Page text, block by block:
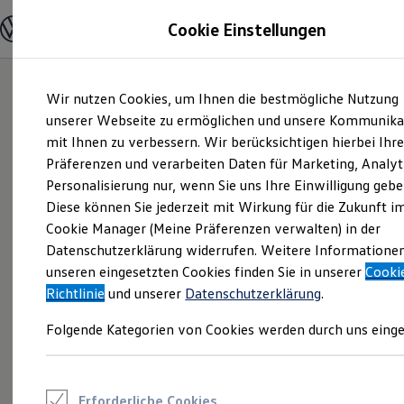
Hauptinhalt
springen
Footer
springen
Modelle und Konfigurator
Modelle vergleichen
Elektroautos
ENERGY Sondermodelle
Nutzfahrzeuge
SUV und CUV
Familienautos
Kombis
Kompaktwagen
Sportwagen
Schnell verfügbare Fahrzeuge
Angebote und Produkte
Aktuelle Angebote
E-Auto-Förderung
Volkswagen Marktplatz
Junge Gebrauchtwagen und Gebrauchtwagen
Saisonangebote
Cookie Einstellungen
Wir nutzen Cookies, um Ihnen die bestmögliche Nutzung
unserer Webseite zu ermöglichen und unsere
mit Ihnen zu verbessern. Wir berücksichtigen hierbei Ihre
Präferenzen und verarbeiten Daten für Marketing,
Personalisierung nur, wenn Sie uns Ihre Einwilligung
Diese können Sie jederzeit mit Wirkung für die Zukunft
Cookie Manager (Meine Präferenzen verwalten) in der
Datenschutzerklärung widerrufen. Weitere
unseren eingesetzten Cookies finden Sie in unserer
Richtlinie und unserer Datenschutzerklärung.
Folgende Kategorien von Cookies werden durch uns